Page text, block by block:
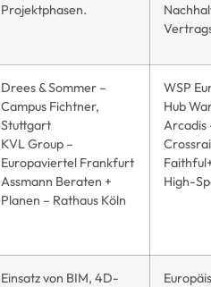
Projektphasen.
Drees & Sommer –
Campus Fichtner,
Stuttgart
KVL Group –
Europaviertel Frankfurt
Assmann Beraten +
Planen – Rathaus Köln
WSP
Hub
Arcadis
High-
Einsatz von BIM, 4D-